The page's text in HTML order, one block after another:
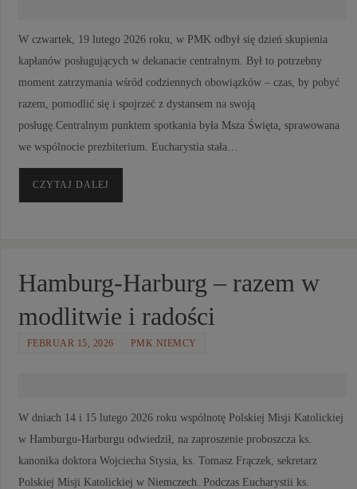
W czwartek, 19 lutego 2026 roku, w PMK odbył się dzień skupienia
kapłanów posługujących w dekanacie centralnym. Był to potrzebny
moment zatrzymania wśród codziennych obowiązków – czas, by pobyć
razem, pomodlić się i spojrzeć z dystansem na swoją
posługę.Centralnym punktem spotkania była Msza Święta, sprawowana
we wspólnocie prezbiterium. Eucharystia stała…
CZYTAJ DALEJ
Hamburg-Harburg – razem w
modlitwie i radości
FEBRUAR 15, 2026 PMK NIEMCY
W dniach 14 i 15 lutego 2026 roku wspólnotę Polskiej Misji Katolickiej
w Hamburgu-Harburgu odwiedził, na zaproszenie proboszcza ks.
kanonika doktora Wojciecha Stysia, ks. Tomasz Frączek, sekretarz
Polskiej Misji Katolickiej w Niemczech. Podczas Eucharystii ks.